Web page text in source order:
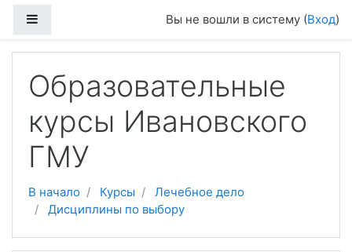
Вы не вошли в систему (Вход)
Образовательные
курсы Ивановского
ГМУ
В начало Курсы
Лечебное дело
Дисциплины по выбору